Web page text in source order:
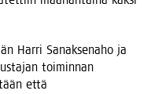
Har­ri Sanak­se­na­ho ja
toi­min­nan
että